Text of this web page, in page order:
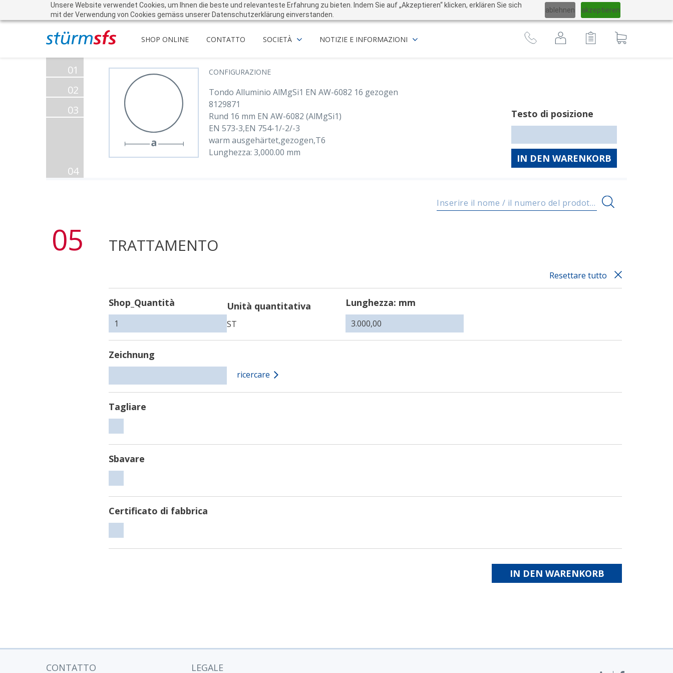
Unsere Website verwendet Cookies, um Ihnen die beste und relevanteste Erfahrung zu bieten. Indem Sie auf „Akzeptieren“ klicken, erklären Sie sich
mit der Verwendung von Cookies gemäss unserer Datenschutzerklärung einverstanden.
ablehnen akzeptieren
Cambiare
lingua
SHOP ONLINE CONTATTO SOCIETÀ NOTIZIE E INFORMAZIONI
Al
01
02
03
04
CONFIGURAZIONE
Tondo Alluminio AlMgSi1 EN AW-6082 16 gezogen
8129871
Rund 16 mm EN AW-6082 (AlMgSi1)
EN 573-3,EN 754-1/-2/-3
warm ausgehärtet,gezogen,T6
Lunghezza: 3,000.00 mm
Testo di posizione
IN DEN WARENKORB
Inserire il nome / il numero del prodotto
05 TRATTAMENTO
Resettare tutto
Shop_Quantità Unità quantitativa
ST
Lunghezza: mm
Zeichnung
ricercare
Tagliare
Sbavare
Certificato di fabbrica
IN DEN WARENKORB
CONTATTO LEGALE